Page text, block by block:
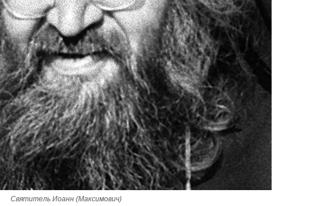
Святитель Иоанн (Максимович)